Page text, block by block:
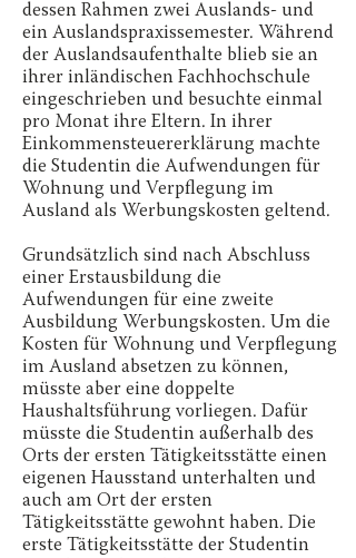
dessen Rahmen zwei Auslands- und
ein Auslandspraxissemester. Während
der Auslandsaufenthalte blieb sie an
ihrer inländischen Fachhochschule
eingeschrieben und besuchte einmal
pro Monat ihre Eltern. In ihrer
Einkommensteuererklärung machte
die Studentin die Aufwendungen für
Wohnung und Verpflegung im
Ausland als Werbungskosten geltend.
Grundsätzlich sind nach Abschluss
einer Erstausbildung die
Aufwendungen für eine zweite
Ausbildung Werbungskosten. Um die
Kosten für Wohnung und Verpflegung
im Ausland absetzen zu können,
müsste aber eine doppelte
Haushaltsführung vorliegen. Dafür
müsste die Studentin außerhalb des
Orts der ersten Tätigkeitsstätte einen
eigenen Hausstand unterhalten und
auch am Ort der ersten
Tätigkeitsstätte gewohnt haben. Die
erste Tätigkeitsstätte der Studentin